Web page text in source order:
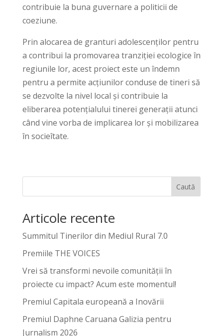
contribuie la buna guvernare a politicii de
coeziune.
Prin alocarea de granturi adolescenților pentru
a contribui la promovarea tranziției ecologice în
regiunile lor, acest proiect este un îndemn
pentru a permite acțiunilor conduse de tineri să
se dezvolte la nivel local și contribuie la
eliberarea potențialului tinerei generații atunci
când vine vorba de implicarea lor și mobilizarea
în socieîtate.
Caută
Articole recente
Summitul Tinerilor din Mediul Rural 7.0
Premiile THE VOICES
Vrei să transformi nevoile comunității în
proiecte cu impact? Acum este momentul!
Premiul Capitala europeană a Inovării
Premiul Daphne Caruana Galizia pentru
Jurnalism 2026